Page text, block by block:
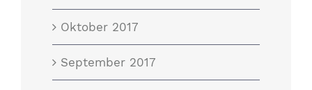
Oktober 2017
September 2017